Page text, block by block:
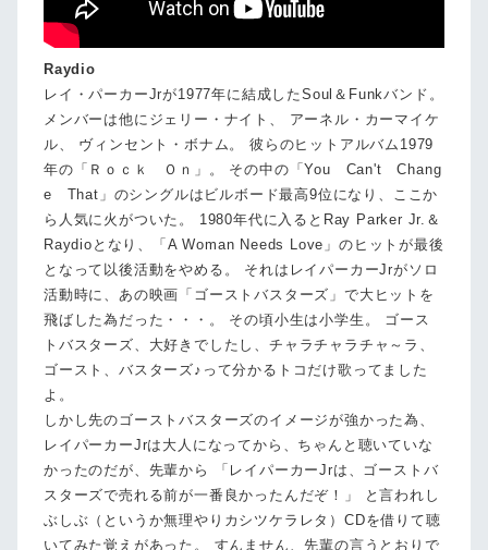
Raydio
レイ・パーカーJrが1977年に結成したSoul＆Funkバンド。
メンバーは他にジェリー・ナイト、 アーネル・カーマイケ
ル、 ヴィンセント・ボナム。 彼らのヒットアルバム1979
年の「Ｒｏｃｋ Ｏｎ」。 その中の「You Can't Chang
e That」のシングルはビルボード最高9位になり、ここか
ら人気に火がついた。 1980年代に入るとRay Parker Jr.＆
Raydioとなり、「A Woman Needs Love」のヒットが最後
となって以後活動をやめる。 それはレイパーカーJrがソロ
活動時に、あの映画「ゴーストバスターズ」で大ヒットを
飛ばした為だった・・・。 その頃小生は小学生。 ゴース
トバスターズ、大好きでしたし、チャラチャラチャ～ラ、
ゴースト、バスターズ♪って分かるトコだけ歌ってました
よ。
しかし先のゴーストバスターズのイメージが強かった為、
レイパーカーJrは大人になってから、ちゃんと聴いていな
かったのだが、先輩から 「レイパーカーJrは、ゴーストバ
スターズで売れる前が一番良かったんだぞ！」 と言われし
ぶしぶ（というか無理やりカシツケラレタ）CDを借りて聴
いてみた覚えがあった。 すんません、先輩の言うとおりで